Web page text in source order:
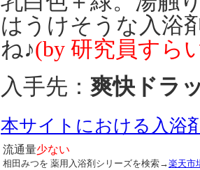
はうけそうな入浴
ね♪(by 研究員すら
入手先： 爽快ドラ
本サイトにおける入浴
流通量少ない
相田みつを 薬用入浴剤シリーズを検索→楽天市